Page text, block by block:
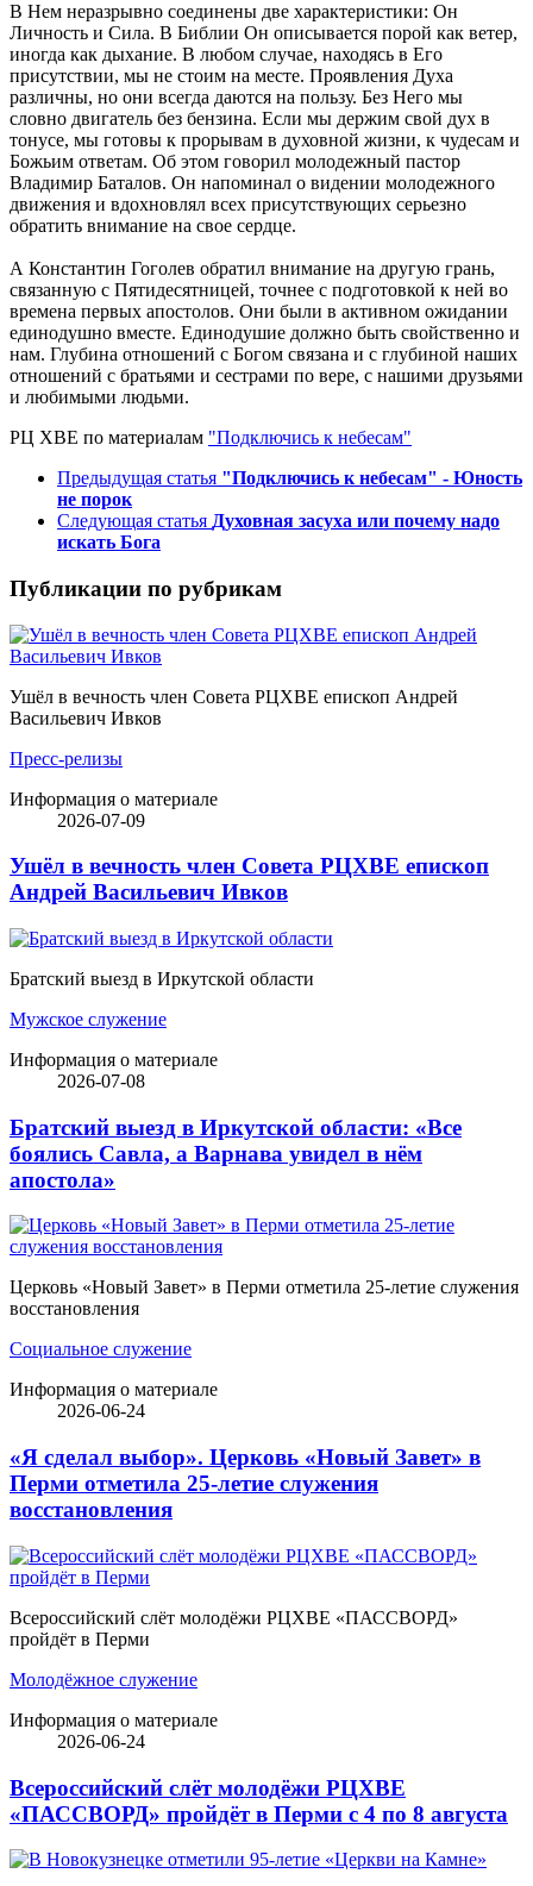
В Нем неразрывно соединены две характеристики: Он
Личность и Сила. В Библии Он описывается порой как ветер,
иногда как дыхание. В любом случае, находясь в Его
присутствии, мы не стоим на месте. Проявления Духа
различны, но они всегда даются на пользу. Без Него мы
словно двигатель без бензина. Если мы держим свой дух в
тонусе, мы готовы к прорывам в духовной жизни, к чудесам и
Божьим ответам. Об этом говорил молодежный пастор
Владимир Баталов. Он напоминал о видении молодежного
движения и вдохновлял всех присутствующих серьезно
обратить внимание на свое сердце.
А Константин Гоголев обратил внимание на другую грань,
связанную с Пятидесятницей, точнее с подготовкой к ней во
времена первых апостолов. Они были в активном ожидании
единодушно вместе. Единодушие должно быть свойственно и
нам. Глубина отношений с Богом связана и с глубиной наших
отношений с братьями и сестрами по вере, с нашими друзьями
и любимыми людьми.
РЦ ХВЕ по материалам "Подключись к небесам"
Предыдущая статья "Подключись к небесам" - Юность
не порок
Следующая статья Духовная засуха или почему надо
искать Бога
Публикации по рубрикам
Ушёл в вечность член Совета РЦХВЕ епископ Андрей
Васильевич Ивков
Пресс-релизы
Информация о материале
2026-07-09
Ушёл в вечность член Совета РЦХВЕ епископ
Андрей Васильевич Ивков
Братский выезд в Иркутской области
Мужское служение
Информация о материале
2026-07-08
Братский выезд в Иркутской области: «Все
боялись Савла, а Варнава увидел в нём
апостола»
Церковь «Новый Завет» в Перми отметила 25-летие служения
восстановления
Социальное служение
Информация о материале
2026-06-24
«Я сделал выбор». Церковь «Новый Завет» в
Перми отметила 25-летие служения
восстановления
Всероссийский слёт молодёжи РЦХВЕ «ПАССВОРД»
пройдёт в Перми
Молодёжное служение
Информация о материале
2026-06-24
Всероссийский слёт молодёжи РЦХВЕ
«ПАССВОРД» пройдёт в Перми с 4 по 8 августа